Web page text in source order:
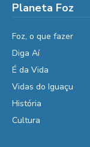
Planeta Foz
Foz, o que fazer
Diga Aí
É da Vida
Vidas do Iguaçu
História
Cultura